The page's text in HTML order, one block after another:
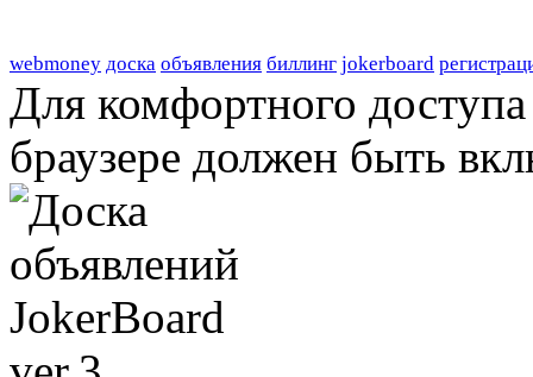
webmoney доска объявления биллинг jokerboard
Для комфортного
браузере должен быть